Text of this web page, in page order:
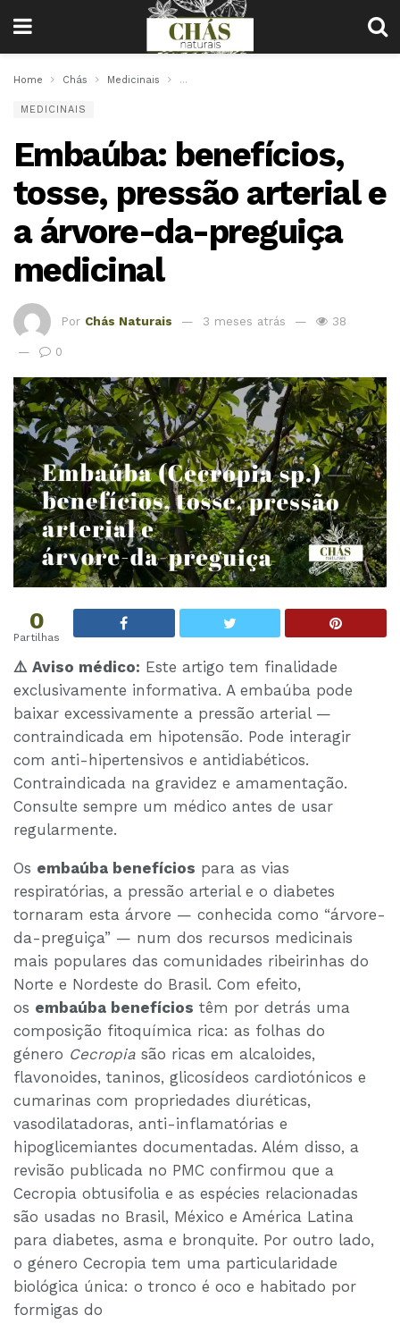
Home Chás Medicinais Embaúba: benefícios, tosse, pressão
MEDICINAIS
Embaúba: benefícios,
tosse, pressão arterial e
a árvore-da-preguiça
medicinal
Por Chás Naturais 3 meses atrás 38
0
0
Partilhas
⚠️ Aviso médico: Este artigo tem finalidade
exclusivamente informativa. A embaúba pode
baixar excessivamente a pressão arterial —
contraindicada em hipotensão. Pode interagir
com anti-hipertensivos e antidiabéticos.
Contraindicada na gravidez e amamentação.
Consulte sempre um médico antes de usar
regularmente.
Os embaúba benefícios para as vias
respiratórias, a pressão arterial e o diabetes
tornaram esta árvore — conhecida como “árvore-
da-preguiça” — num dos recursos medicinais
mais populares das comunidades ribeirinhas do
Norte e Nordeste do Brasil. Com efeito,
os embaúba benefícios têm por detrás uma
composição fitoquímica rica: as folhas do
género Cecropia são ricas em alcaloides,
flavonoides, taninos, glicosídeos cardiotónicos e
cumarinas com propriedades diuréticas,
vasodilatadoras, anti-inflamatórias e
hipoglicemiantes documentadas. Além disso, a
revisão publicada no PMC confirmou que a
Cecropia obtusifolia e as espécies relacionadas
são usadas no Brasil, México e América Latina
para diabetes, asma e bronquite. Por outro lado,
o género Cecropia tem uma particularidade
biológica única: o tronco é oco e habitado por
formigas do